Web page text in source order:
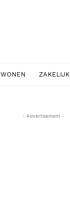
WONEN ZAKELIJK
- Advertisement -